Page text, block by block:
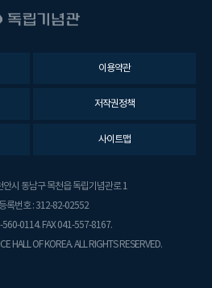
이용약관
저작권정책
사이트맵
시 동남구 목천읍 독립기념관로 1
록번호 : 312-82-02552
560-0114. FAX 041-557-8167.
HALL OF KOREA. ALL RIGHTS RESERVED.